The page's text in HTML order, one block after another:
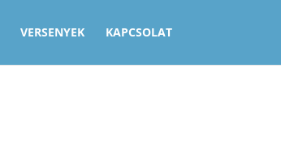
VERSENYEK KAPCSOLAT